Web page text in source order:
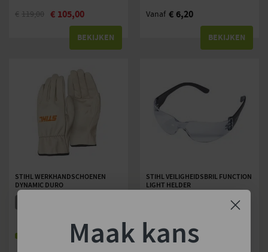
€ 119,00 € 105,00
BEKIJKEN
Vanaf € 6,20
BEKIJKEN
STIHL WERKHANDSCHOENEN
DYNAMIC DURO
STIHL VEILIGHEIDSBRIL FUNCTION
LIGHT HELDER
Op voorraad
Maak kans